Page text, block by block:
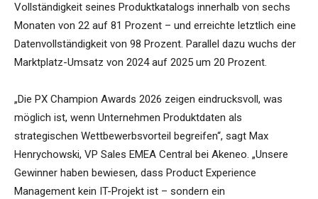
Vollständigkeit seines Produktkatalogs innerhalb von sechs
Monaten von 22 auf 81 Prozent – und erreichte letztlich eine
Datenvollständigkeit von 98 Prozent. Parallel dazu wuchs der
Marktplatz-Umsatz von 2024 auf 2025 um 20 Prozent.
„Die PX Champion Awards 2026 zeigen eindrucksvoll, was
möglich ist, wenn Unternehmen Produktdaten als
strategischen Wettbewerbsvorteil begreifen“, sagt Max
Henrychowski, VP Sales EMEA Central bei Akeneo. „Unsere
Gewinner haben bewiesen, dass Product Experience
Management kein IT-Projekt ist – sondern ein